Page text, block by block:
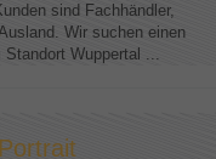
sind Fachhändler,
Wir suchen einen
Wuppertal ...